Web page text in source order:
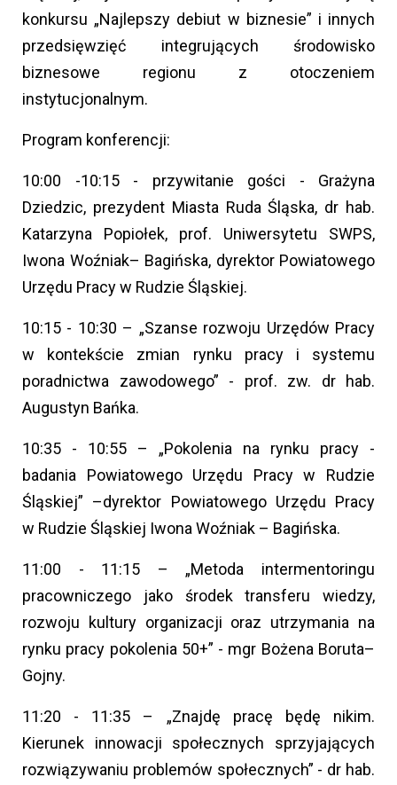
konkursu „Najlepszy debiut w biznesie” i innych
przedsięwzięć integrujących środowisko
biznesowe regionu z otoczeniem
instytucjonalnym.
Program konferencji:
10:00 -10:15 - przywitanie gości - Grażyna
Dziedzic, prezydent Miasta Ruda Śląska, dr hab.
Katarzyna Popiołek, prof. Uniwersytetu SWPS,
Iwona Woźniak– Bagińska, dyrektor Powiatowego
Urzędu Pracy w Rudzie Śląskiej.
10:15 - 10:30 – „Szanse rozwoju Urzędów Pracy
w kontekście zmian rynku pracy i systemu
poradnictwa zawodowego” - prof. zw. dr hab.
Augustyn Bańka.
10:35 - 10:55 – „Pokolenia na rynku pracy -
badania Powiatowego Urzędu Pracy w Rudzie
Śląskiej” –dyrektor Powiatowego Urzędu Pracy
w Rudzie Śląskiej Iwona Woźniak – Bagińska.
11:00 - 11:15 – „Metoda intermentoringu
pracowniczego jako środek transferu wiedzy,
rozwoju kultury organizacji oraz utrzymania na
rynku pracy pokolenia 50+” - mgr Bożena Boruta–
Gojny.
11:20 - 11:35 – „Znajdę pracę będę nikim.
Kierunek innowacji społecznych sprzyjających
rozwiązywaniu problemów społecznych” - dr hab.